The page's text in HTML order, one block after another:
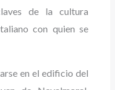
de la cultura
con quien se
en el edificio del